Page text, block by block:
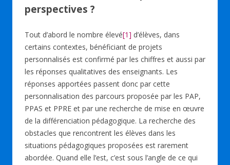
perspectives ?
Tout d’abord le nombre élevé[1] d’élèves, dans
certains contextes, bénéficiant de projets
personnalisés est confirmé par les chiffres et aussi par
les réponses qualitatives des enseignants. Les
réponses apportées passent donc par cette
personnalisation des parcours proposée par les PAP,
PPAS et PPRE et par une recherche de mise en œuvre
de la différenciation pédagogique. La recherche des
obstacles que rencontrent les élèves dans les
situations pédagogiques proposées est rarement
abordée. Quand elle l’est, c’est sous l’angle de ce qui